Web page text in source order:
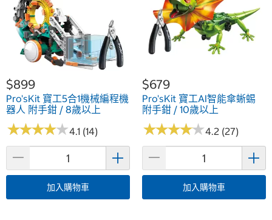
$899
Pro'sKit 寶工5合1機械編程機
器人 附手鉗 / 8歲以上
★★★★★
★★★★★4.1 (14)
加入購物車
$679
Pro'sKit 寶工AI智能傘蜥蜴
附手鉗 / 10歲以上
★★★★★
★★★★★4.2 (27)
加入購物車